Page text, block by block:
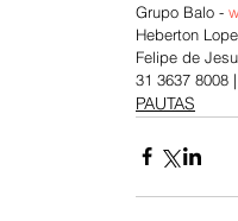
Grupo Balo -
Heberton
Felipe de
31 3637 8008
PAUTAS